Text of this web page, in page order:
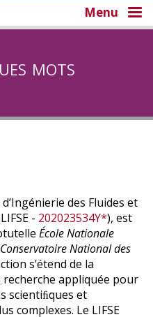
Menu
mots
des Fluides et
- 202023534Y*), est
École Nationale
Conservatoire National des
s’étend de la
appliquée pour
scientiﬁques et
complexes. Le LIFSE